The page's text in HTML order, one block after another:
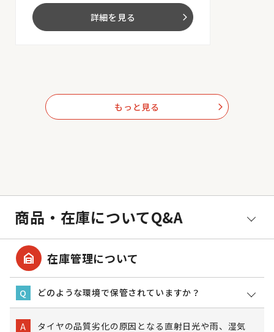
詳細を見る arrow_forward_ios
もっと見る arrow_forward_ios
商品・在庫についてQ&A
garage_home 在庫管理について
Q どのような環境で保管されていますか？
A
タイヤの品質劣化の原因となる直射日光や雨、湿気